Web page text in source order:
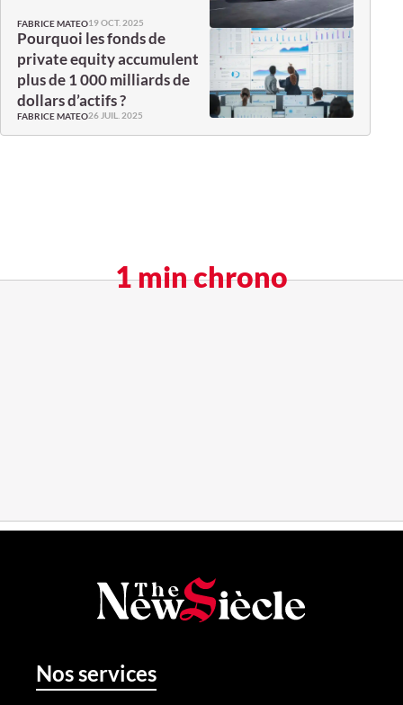
FABRICE MATEO19 OCT. 2025
Pourquoi les fonds de
private equity accumulent
plus de 1 000 milliards de
dollars d’actifs ?
FABRICE MATEO26 JUIL. 2025
1 min chrono
Nos services